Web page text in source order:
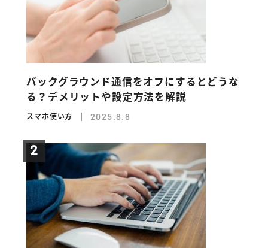
バックグラウンド通信をオフにするとどうな
る？デメリットや設定方法を解説
スマホ使い方 2025.8.8